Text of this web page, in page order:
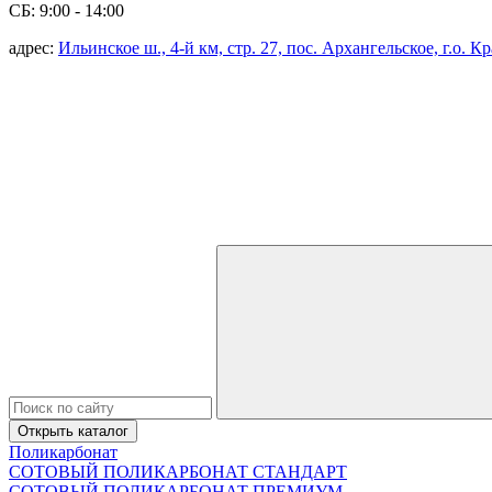
СБ: 9:00 - 14:00
адрес: Ильинское ш., 4-й км, стр. 27, пос. Архангельское, г.о.
Открыть каталог
Поликарбонат
СОТОВЫЙ ПОЛИКАРБОНАТ СТАНДАРТ